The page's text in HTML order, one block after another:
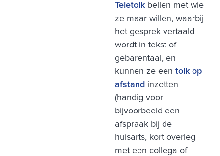
Teletolk bellen met wie
ze maar willen, waarbij
het gesprek vertaald
wordt in tekst of
gebarentaal, en
kunnen ze een tolk op
afstand inzetten
(handig voor
bijvoorbeeld een
afspraak bij de
huisarts, kort overleg
met een collega of